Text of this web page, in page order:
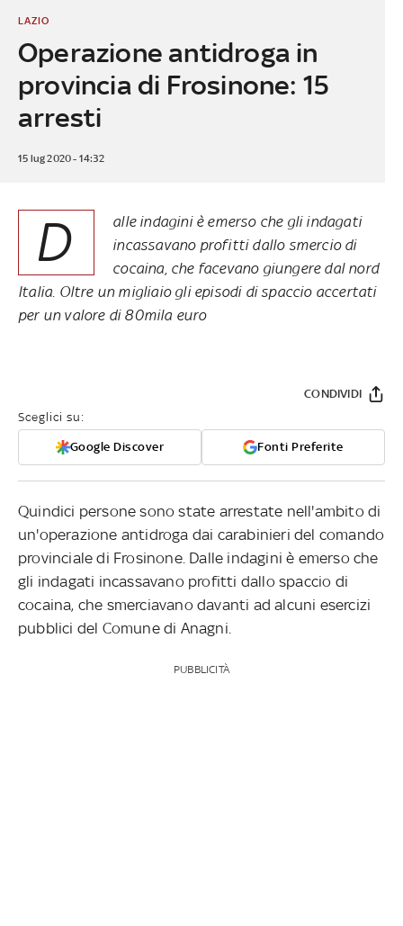
Operazione antidroga in
provincia di Frosinone: 15
arresti
LAZIO
15 lug 2020 - 14:32
D
alle indagini è emerso che gli indagati
incassavano profitti dallo smercio di
cocaina, che facevano giungere dal nord
Italia. Oltre un migliaio gli episodi di spaccio accertati
per un valore di 80mila euro
Sceglici su:
Google Discover Fonti Preferite
CONDIVIDI
Quindici persone sono state arrestate nell'ambito di
un'operazione antidroga dai carabinieri del comando
provinciale di Frosinone. Dalle indagini è emerso che
gli indagati incassavano profitti dallo spaccio di
cocaina, che smerciavano davanti ad alcuni esercizi
pubblici del Comune di Anagni.
PUBBLICITÀ